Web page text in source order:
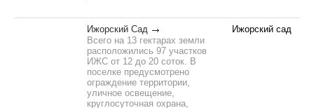
Ижорский Сад
Всего на 13 гектарах земли
расположились 97 участков
ИЖС от 12 до 20 соток. В
поселке предусмотрено
ограждение территории,
уличное освещение,
круглосуточная охрана,
Ижорский сад